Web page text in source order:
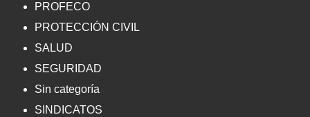
PROFECO
PROTECCIÓN CIVIL
SALUD
SEGURIDAD
Sin categoría
SINDICATOS